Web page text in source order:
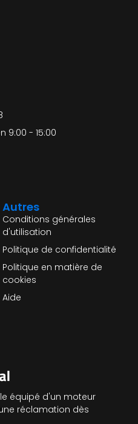
équipé d'un moteur
réclamation dès
Autres
Conditions générales
d'utilisation
Politique de confidentialité
Politique en matière de
cookies
Aide
9:00 - 15:00